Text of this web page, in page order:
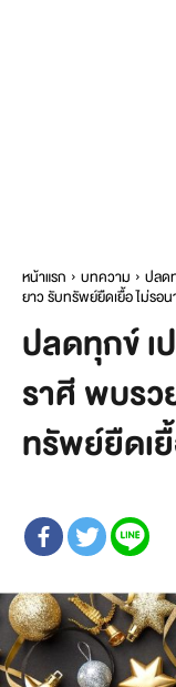
หน้าแรก บทความ
ปลด
ยาว รับทรัพย์ยืดเยื้อ ไม่รอ
ปลดทุกข์ เ
ราศี พบรว
ทรัพย์ยืดเ